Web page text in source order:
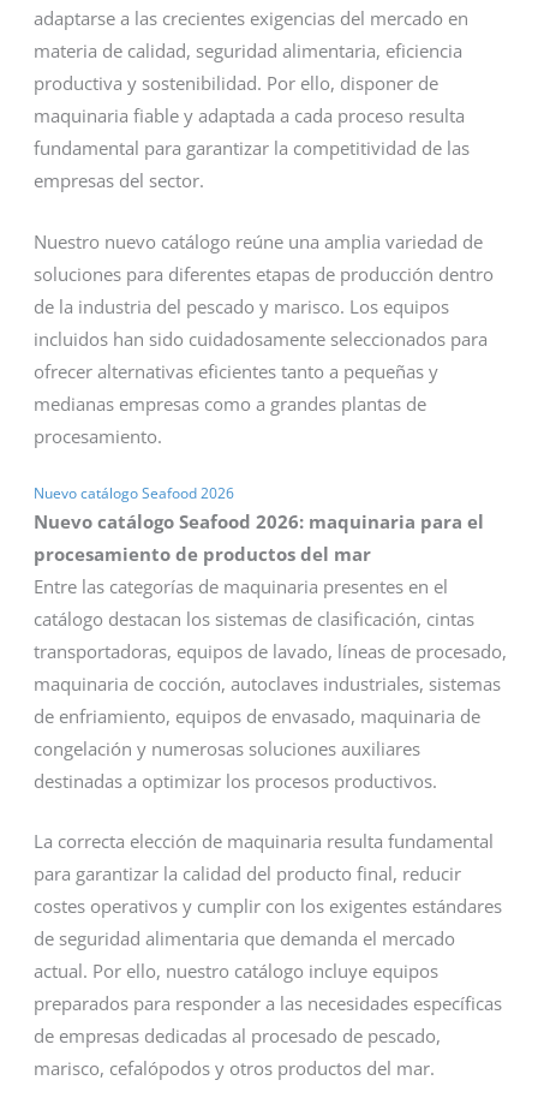
adaptarse a las crecientes exigencias del mercado en
materia de calidad, seguridad alimentaria, eficiencia
productiva y sostenibilidad. Por ello, disponer de
maquinaria fiable y adaptada a cada proceso resulta
fundamental para garantizar la competitividad de las
empresas del sector.
Nuestro nuevo catálogo reúne una amplia variedad de
soluciones para diferentes etapas de producción dentro
de la industria del pescado y marisco. Los equipos
incluidos han sido cuidadosamente seleccionados para
ofrecer alternativas eficientes tanto a pequeñas y
medianas empresas como a grandes plantas de
procesamiento.
Nuevo catálogo Seafood 2026
Nuevo catálogo Seafood 2026: maquinaria para el
procesamiento de productos del mar
Entre las categorías de maquinaria presentes en el
catálogo destacan los sistemas de clasificación, cintas
transportadoras, equipos de lavado, líneas de procesado,
maquinaria de cocción, autoclaves industriales, sistemas
de enfriamiento, equipos de envasado, maquinaria de
congelación y numerosas soluciones auxiliares
destinadas a optimizar los procesos productivos.
La correcta elección de maquinaria resulta fundamental
para garantizar la calidad del producto final, reducir
costes operativos y cumplir con los exigentes estándares
de seguridad alimentaria que demanda el mercado
actual. Por ello, nuestro catálogo incluye equipos
preparados para responder a las necesidades específicas
de empresas dedicadas al procesado de pescado,
marisco, cefalópodos y otros productos del mar.